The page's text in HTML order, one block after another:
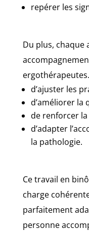
repérer les
Du plus, chaque
d’ajuster les
d’améliorer la
de renforcer
d’adapter
la pathologie.
Ce travail en
charge
parfaitement
personne